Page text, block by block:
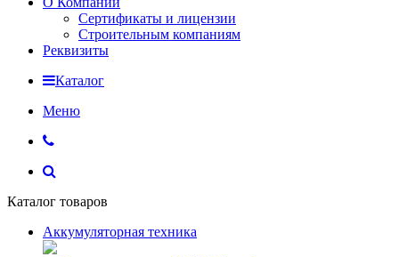
Сертификаты и лицензии
Строительным компаниям
Реквизиты
Каталог
Меню
Каталог товаров
Аккумуляторная техника